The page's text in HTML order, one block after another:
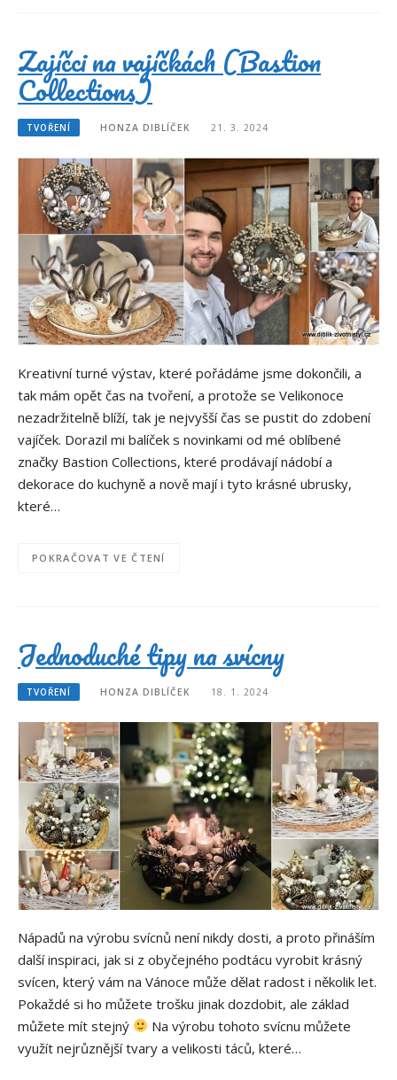
Zajíčci na vajíčkách (Bastion
Collections)
TVOŘENÍ HONZA DIBLÍČEK 21. 3. 2024
Kreativní turné výstav, které pořádáme jsme dokončili, a
tak mám opět čas na tvoření, a protože se Velikonoce
nezadržitelně blíží, tak je nejvyšší čas se pustit do zdobení
vajíček. Dorazil mi balíček s novinkami od mé oblíbené
značky Bastion Collections, které prodávají nádobí a
dekorace do kuchyně a nově mají i tyto krásné ubrusky,
které…
POKRAČOVAT VE ČTENÍ
Jednoduché tipy na svícny
TVOŘENÍ HONZA DIBLÍČEK 18. 1. 2024
Nápadů na výrobu svícnů není nikdy dosti, a proto přináším
další inspiraci, jak si z obyčejného podtácu vyrobit krásný
svícen, který vám na Vánoce může dělat radost i několik let.
Pokaždé si ho můžete trošku jinak dozdobit, ale základ
můžete mít stejný
Na výrobu tohoto svícnu můžete
využít nejrůznější tvary a velikosti táců, které…